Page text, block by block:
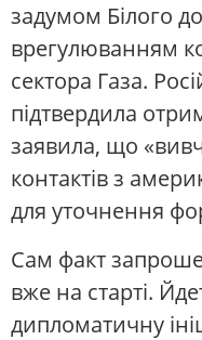
задумом Білого
врегулюванням
сектора Газа.
підтвердила
заявила, що
контактів з
для уточнення
Сам факт
вже на старті.
дипломатичну